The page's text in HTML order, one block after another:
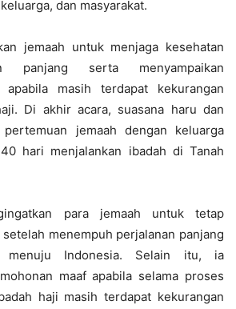
dan masyarakat.
jemaah untuk menjaga kesehatan
panjang serta menyampaikan
apabila masih terdapat kekurangan
Di akhir acara, suasana haru dan
pertemuan jemaah dengan keluarga
hari menjalankan ibadah di Tanah
para jemaah untuk tetap
menempuh perjalanan panjang
Indonesia. Selain itu, ia
maaf apabila selama proses
haji masih terdapat kekurangan